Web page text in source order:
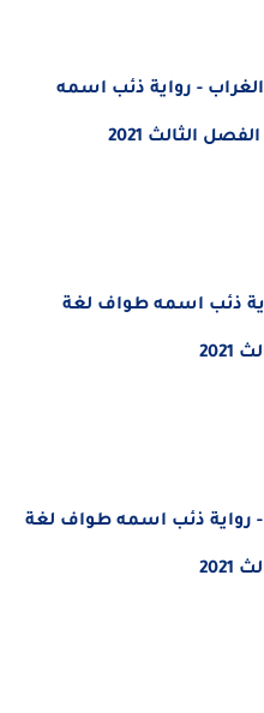
- رواية ذئب اسمه
الثالث 2021
ذئب اسمه طواف لغة
ذئب اسمه طواف لغة